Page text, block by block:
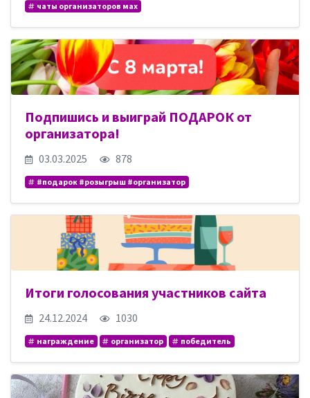
чаты организаторов мах
Подпишись и выиграй ПОДАРОК от
организатора!
03.03.2025 878
#подарок #розыгрыш #организатор
Итоги голосования участников сайта
24.12.2024 1030
награждение организатор победитель